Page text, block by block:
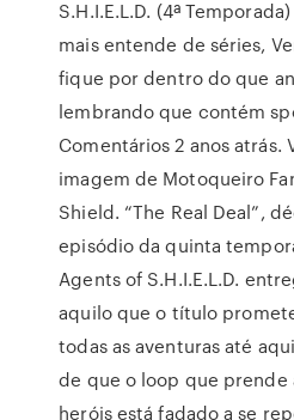
S.H.I.E.L.D. (4ª
mais entende de séries,
fique por dentro do que
lembrando que contém
Comentários 2 anos atrás.
imagem de Motoqueiro
Shield. “The Real Deal”,
episódio da quinta
Agents of S.H.I.E.L.D.
aquilo que o título
todas as aventuras até
de que o loop que prende
heróis está fadado a se